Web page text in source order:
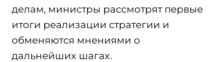
делам, министры рассмотрят первые
итоги реализации стратегии и
обменяются мнениями о
дальнейших шагах.